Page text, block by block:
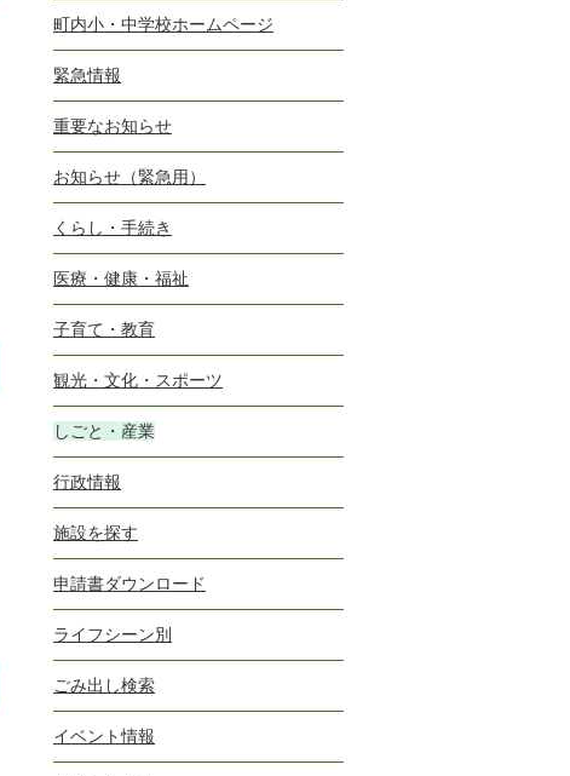
町内小・中学校ホームページ
緊急情報
重要なお知らせ
お知らせ（緊急用）
くらし・手続き
医療・健康・福祉
子育て・教育
観光・文化・スポーツ
しごと・産業
行政情報
施設を探す
申請書ダウンロード
ライフシーン別
ごみ出し検索
イベント情報